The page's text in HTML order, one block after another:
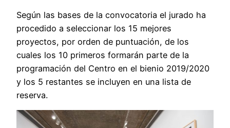
Según las bases de la convocatoria el jurado ha
procedido a seleccionar los 15 mejores
proyectos, por orden de puntuación, de los
cuales los 10 primeros formarán parte de la
programación del Centro en el bienio 2019/2020
y los 5 restantes se incluyen en una lista de
reserva.